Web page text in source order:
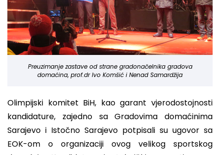
Preuzimanje zastave od strane gradonačelnika gradova
domaćina, prof.dr Ivo Komšić i Nenad Samardžija
Olimpijski komitet BiH, kao garant vjerodostojnosti
kandidature, zajedno sa Gradovima domaćinima
Sarajevo i Istočno Sarajevo potpisali su ugovor sa
EOK-om o organizaciji ovog velikog sportskog